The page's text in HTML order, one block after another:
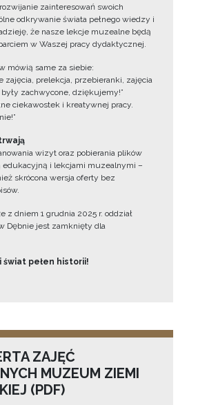
zainteresowań swoich
odkrywanie świata pełnego wiedzy i
że nasze lekcje muzealne będą
w Waszej pracy dydaktycznej.
mówią same za siebie:
zajęcia, prelekcja, przebieranki, zajęcia
zachwycone, dziękujemy!”
ciekawostek i kreatywnej pracy.
wizyt oraz pobierania plików
edukacyjną i lekcjami muzealnymi –
skrócona wersja oferty bez
z dniem 1 grudnia 2025 r. oddział
Dębnie jest zamknięty dla
świat pełen historii!
ZAJĘĆ
MUZEUM ZIEMI
(PDF)